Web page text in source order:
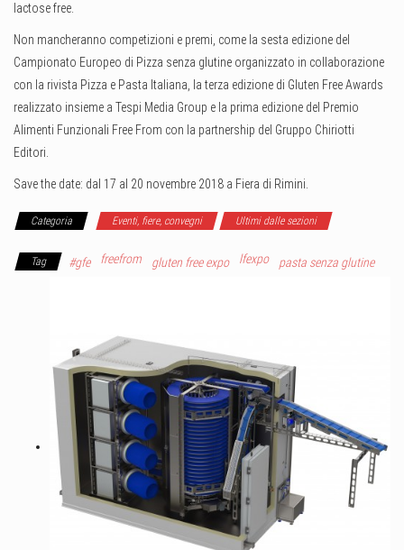
lactose free.
Non mancheranno competizioni e premi, come la sesta edizione del
Campionato Europeo di Pizza senza glutine organizzato in collaborazione
con la rivista Pizza e Pasta Italiana, la terza edizione di Gluten Free Awards
realizzato insieme a Tespi Media Group e la prima edizione del Premio
Alimenti Funzionali Free From con la partnership del Gruppo Chiriotti
Editori.
Save the date: dal 17 al 20 novembre 2018 a Fiera di Rimini.
Categoria Eventi, fiere, convegni Ultimi dalle sezioni
Tag #gfe freefrom gluten free expo lfexpo pasta senza glutine